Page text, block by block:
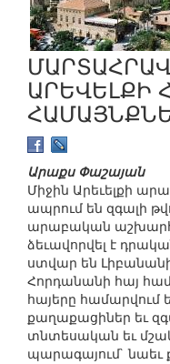
ԱՐԵՎԵԼՔԻ
Արաքս Փաշայան
Միջին Արեւելքի
ապրում են զգալի
արաբական
ձեւավորվել է
ստվար են
Հորդանանի հայ
հայերը համարվում
քաղաքացիներ եւ
տնտեսական եւ
պարագայում` նաեւ